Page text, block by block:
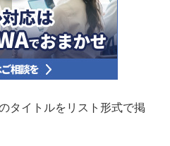
タイトルをリスト形式で掲